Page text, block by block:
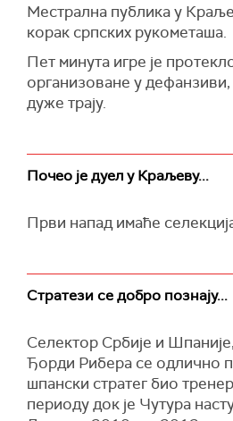
Местрална публика у
корак српских рукометаша.
Пет минута игре је
организоване у
дуже трају.
Почео је дуел у Краљеву...
Први напад имаће
Стратези се добро познају...
Селектор Србије и
Ђорди Рибера се одлично
шпански стратег био
периоду док је Чутура